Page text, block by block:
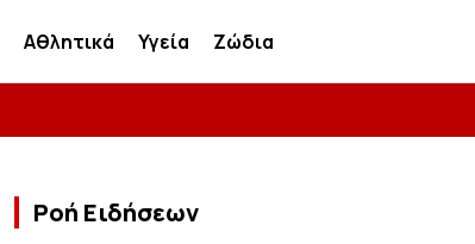
Αθλητικά Υγεία Ζώδια
Ροή Ειδήσεων